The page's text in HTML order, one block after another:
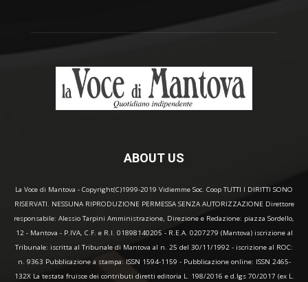
ABOUT US
La Voce di Mantova - Copyright(C)1999-2019 Vidiemme Soc. Coop TUTTI I DIRITTI SONO
RISERVATI. NESSUNA RIPRODUZIONE PERMESSA SENZA AUTORIZZAZIONE Direttore
responsabile: Alessio Tarpini Amministrazione, Direzione e Redazione: piazza Sordello,
12 - Mantova - P.IVA, C.F. e R.I. 01898140205 - R.E.A. 0207279 (Mantova) iscrizione al
Tribunale: iscritta al Tribunale di Mantova al n. 25 del 30/11/1992 - iscrizione al ROC:
n. 9363 Pubblicazione a stampa: ISSN 1594-1159 - Pubblicazione online: ISSN 2465-
132X La testata fruisce dei contributi diretti editoria L. 198/2016 e d.lgs 70/2017 (ex L.